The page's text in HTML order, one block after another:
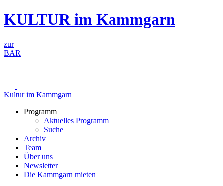
Zum
Inhalt
KULTUR im Kammgarn
zur
BAR
Kultur im Kammgarn
Programm
Aktuelles Programm
Suche
Archiv
Team
Über uns
Newsletter
Die Kammgarn mieten